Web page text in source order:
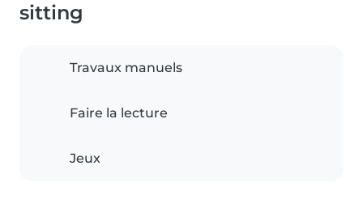
sitting
Travaux manuels
Faire la lecture
Jeux